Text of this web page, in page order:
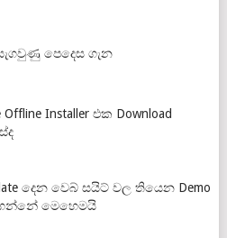
පෙදෙස ගැන
Offline Installer එක Download
දෙන වෙබ් සයිට් වල තියෙන Demo
ගන්නේ මෙහෙමයි